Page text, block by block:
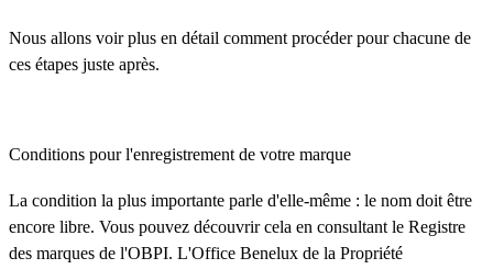
Nous allons voir plus en détail comment procéder pour chacune de
ces étapes juste après.
Conditions pour l'enregistrement de votre marque
La condition la plus importante parle d'elle-même : le nom doit être
encore libre. Vous pouvez découvrir cela en consultant le Registre
des marques de l'OBPI. L'Office Benelux de la Propriété